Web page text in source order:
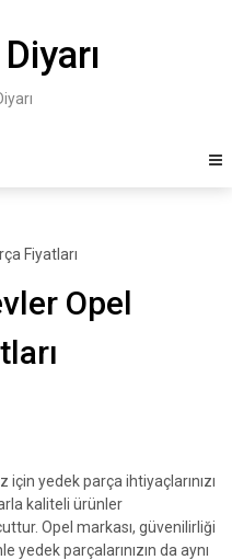
Fiyatları
Opel
için yedek parça ihtiyaçlarınızı
kaliteli ürünler
Opel markası, güvenilirliği
yedek parçalarınızın da aynı